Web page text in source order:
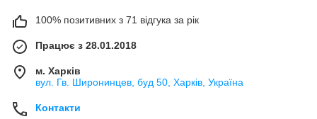
100% позитивних з 71 відгука за рік
Працює з 28.01.2018
м. Харків
вул. Гв. Широнинцев, буд 50, Харків, Україна
Контакти